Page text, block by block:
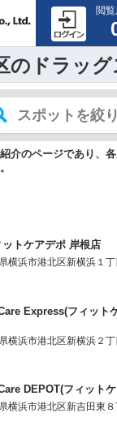
閲
のドラッグ
スポットを絞
介のページであり、
ットケアデポ 岸根店
横浜市港北区新横浜１丁
Express(フィット
横浜市港北区新横浜２丁
DEPOT(フィット
横浜市港北区新吉田東８